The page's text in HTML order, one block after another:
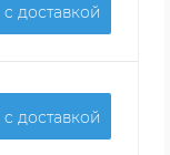
доставкой
доставкой